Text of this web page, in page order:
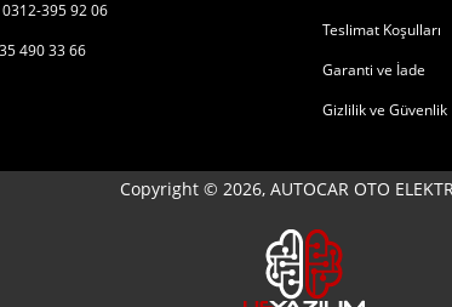
0312-395 92 06
490 33 66
Teslimat Koşulları
Garanti ve İade
Gizlilik ve Güvenlik
Copyright © 2026, AUTOCAR OTO